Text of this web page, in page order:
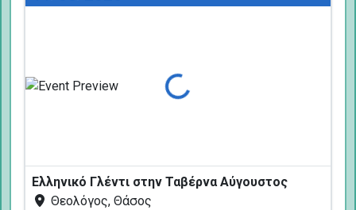
Φόρτωση...
Ελληνικό Γλέντι στην Ταβέρνα Αύγουστος
Θεολόγος, Θάσος